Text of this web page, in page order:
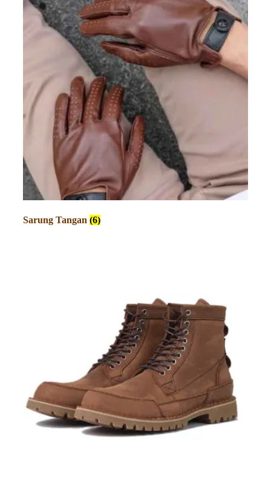
Sarung Tangan (6)